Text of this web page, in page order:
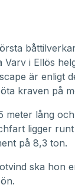
i Ellös
är enligt
kraven på
meter lång
ligger
på 8,3 ton.
ska hon